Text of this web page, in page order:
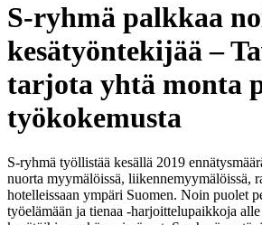
S-ryhmä palkkaa
kesätyöntekijää –
tarjota yhtä monta
työkokemusta
S-ryhmä työllistää kesällä 2019
nuorta myymälöissä, liikennemyymälöissä,
hotelleissaan ympäri Suomen. Noin puolet
työelämään ja tienaa -harjoittelupaikkoja